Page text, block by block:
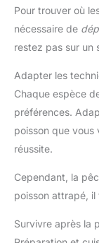
Pour trouver où
nécessaire de
restez pas sur un
Adapter les
Chaque espèce
préférences.
poisson que vous
réussite.
Cependant, la
poisson attrapé,
Survivre après la